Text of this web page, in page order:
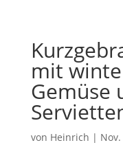
mit
Gemüse
von Heinrich |